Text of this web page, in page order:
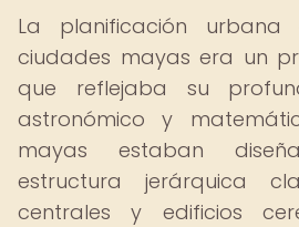
La planificación
ciudades mayas era un
que reflejaba su
astronómico y
mayas estaban
estructura jerárquica
centrales y edificios